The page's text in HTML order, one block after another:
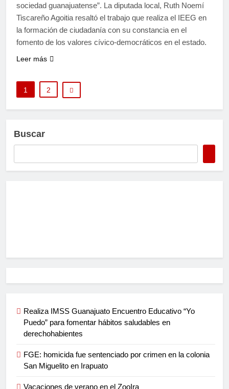
sociedad guanajuatense”. La diputada local, Ruth Noemí
Tiscareño Agoitia resaltó el trabajo que realiza el IEEG en
la formación de ciudadanía con su constancia en el
fomento de los valores cívico-democráticos en el estado.
Leer más
1 2
Buscar
Realiza IMSS Guanajuato Encuentro Educativo “Yo
Puedo” para fomentar hábitos saludables en
derechohabientes
FGE: homicida fue sentenciado por crimen en la colonia
San Miguelito en Irapuato
Vacaciones de verano en el ZooIra